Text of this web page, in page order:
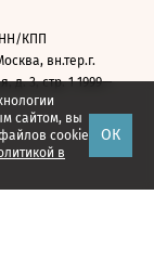
сайтом, вы
cookie
в
ОК
КПП
вн.тер.г.
д. 3, стр. 1 1999—